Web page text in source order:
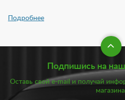
Подпишись на
Оставь свой e-mail и получай